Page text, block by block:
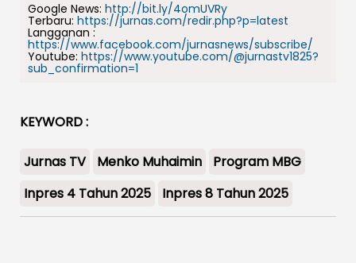
Google News: http://bit.ly/4omUVRy
Terbaru: https://jurnas.com/redir.php?p=latest
Langganan :
https://www.facebook.com/jurnasnews/subscribe/
Youtube: https://www.youtube.com/@jurnastv1825?
sub_confirmation=1
KEYWORD :
Jurnas TV Menko Muhaimin
Program MBG
Inpres 4 Tahun 2025
Inpres 8 Tahun 2025